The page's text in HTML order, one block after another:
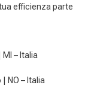
– Italia
NO – Italia
efficienza parte